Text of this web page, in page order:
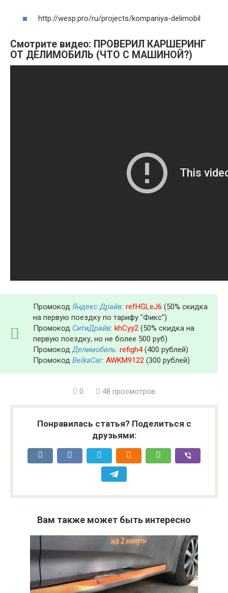
http://wesp.pro/ru/projects/kompaniya-delimobil
Смотрите видео: ПРОВЕРИЛ КАРШЕРИНГ
ОТ ДЕЛИМОБИЛЬ (ЧТО С МАШИНОЙ?)
Промокод Яндекс Драйв: refHGLeJ6 (50% скидка
на первую поездку по тарифу "Фикс")
Промокод СитиДрайв: khCyy2 (50% скидка на
первую поездку, но не более 500 руб)
ПромокодДелимобиль: refigh4(400 рублей)
Промокод BelkaCar: AWKM9122 (300 рублей)
0 48 просмотров
Понравилась статья? Поделиться с
друзьями:
Вам также может быть интересно